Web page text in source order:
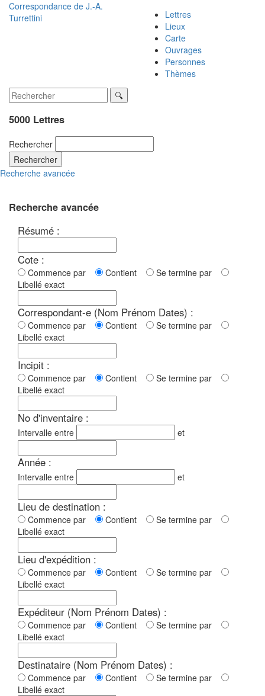
Correspondance de J.-A.
Turrettini
Lettres
Lieux
Carte
Ouvrages
Personnes
Thèmes
5000 Lettres
Rechercher
Rechercher
Recherche avancée
Recherche avancée
Résumé :
Cote :
Commence par Contient
Se termine par
Libellé exact
Correspondant-e (Nom Prénom Dates) :
Commence par Contient
Se termine par
Libellé exact
Incipit :
Commence par Contient
Se termine par
Libellé exact
No d'inventaire :
Intervalle entre et
Année :
Intervalle entre et
Lieu de destination :
Commence par Contient
Se termine par
Libellé exact
Lieu d'expédition :
Commence par Contient
Se termine par
Libellé exact
Expéditeur (Nom Prénom Dates) :
Commence par Contient
Se termine par
Libellé exact
Destinataire (Nom Prénom Dates) :
Commence par Contient
Se termine par
Libellé exact